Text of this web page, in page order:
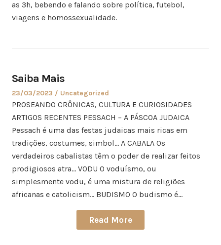
as 3h, bebendo e falando sobre política, futebol,
viagens e homossexualidade.
Saiba Mais
23/03/2023 Uncategorized
PROSEANDO CRÔNICAS, CULTURA E CURIOSIDADES
ARTIGOS RECENTES PESSACH – A PÁSCOA JUDAICA
Pessach é uma das festas judaicas mais ricas em
tradições, costumes, simbol… A CABALA Os
verdadeiros cabalistas têm o poder de realizar feitos
prodigiosos atra… VODU O voduísmo, ou
simplesmente vodu, é uma mistura de religiões
africanas e catolicism… BUDISMO O budismo é…
Read More